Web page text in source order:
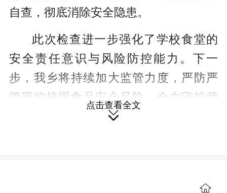
自查，彻底消除安全隐患。
此次检查进一步强化了学校食堂的
安全责任意识与风险防控能力。下一
步，我乡将持续加大监管力度，严防严
管严控校园食品安全风险，全力守护师
生“舌尖上的安全”。
点击查看全文
